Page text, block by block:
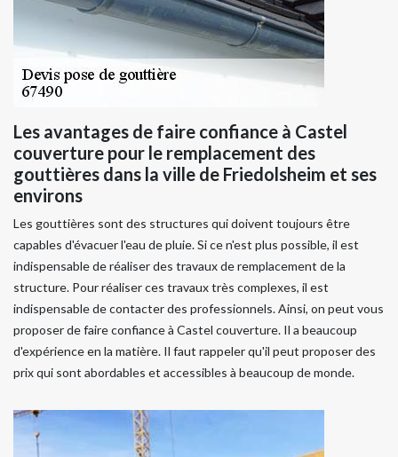
Les avantages de faire confiance à Castel
couverture pour le remplacement des
gouttières dans la ville de Friedolsheim et ses
environs
Les gouttières sont des structures qui doivent toujours être
capables d'évacuer l'eau de pluie. Si ce n'est plus possible, il est
indispensable de réaliser des travaux de remplacement de la
structure. Pour réaliser ces travaux très complexes, il est
indispensable de contacter des professionnels. Ainsi, on peut vous
proposer de faire confiance à Castel couverture. Il a beaucoup
d'expérience en la matière. Il faut rappeler qu'il peut proposer des
prix qui sont abordables et accessibles à beaucoup de monde.